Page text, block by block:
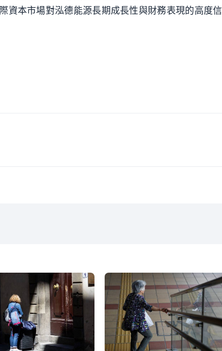
資本市場對泓德能源長期成長性與財務表現的高度信